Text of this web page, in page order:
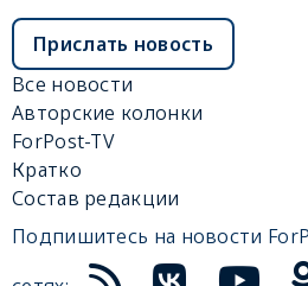
Прислать новость
Все новости
Авторские колонки
ForPost-TV
Кратко
Состав редакции
Подпишитесь на новости